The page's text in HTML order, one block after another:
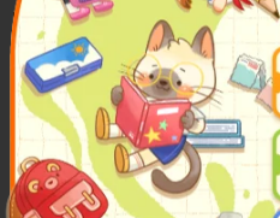
người cùng tôi nghiên cứu và viết
viết thêm một cuốn sách giúp
Anh hoặc đã bỏ quên tiếng Anh
thể dễ dàng tiếp cận với những
Ngay sau đó, thầy Hwang đã bắt
trên nền tảng bộ sách Speaking
dài hơn 1 năm với mục đích xây